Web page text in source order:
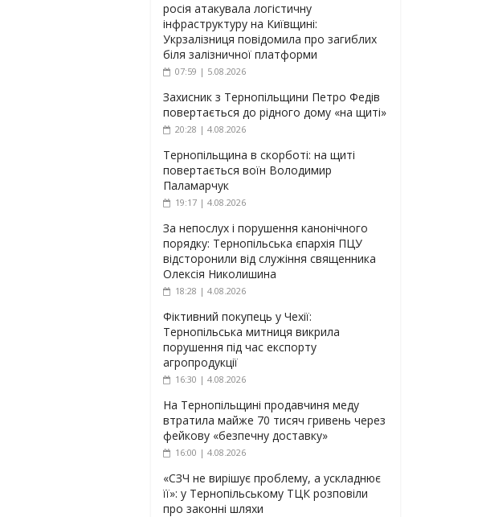
росія атакувала логістичну
інфраструктуру на Київщині:
Укрзалізниця повідомила про загиблих
біля залізничної платформи
07:59 | 5.08.2026
Захисник з Тернопільщини Петро Федів
повертається до рідного дому «на щиті»
20:28 | 4.08.2026
Тернопільщина в скорботі: на щиті
повертається воїн Володимир
Паламарчук
19:17 | 4.08.2026
За непослух і порушення канонічного
порядку: Тернопільська єпархія ПЦУ
відсторонили від служіння священника
Олексія Николишина
18:28 | 4.08.2026
Фіктивний покупець у Чехії:
Тернопільська митниця викрила
порушення під час експорту
агропродукції
16:30 | 4.08.2026
На Тернопільщині продавчиня меду
втратила майже 70 тисяч гривень через
фейкову «безпечну доставку»
16:00 | 4.08.2026
«СЗЧ не вирішує проблему, а ускладнює
її»: у Тернопільському ТЦК розповіли
про законні шляхи